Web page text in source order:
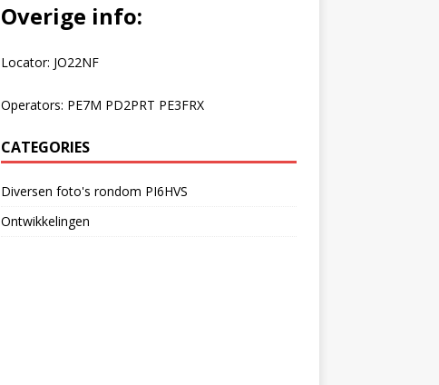
Overige info:
Locator: JO22NF
Operators: PE7M PD2PRT PE3FRX
CATEGORIES
Diversen foto's rondom PI6HVS
Ontwikkelingen